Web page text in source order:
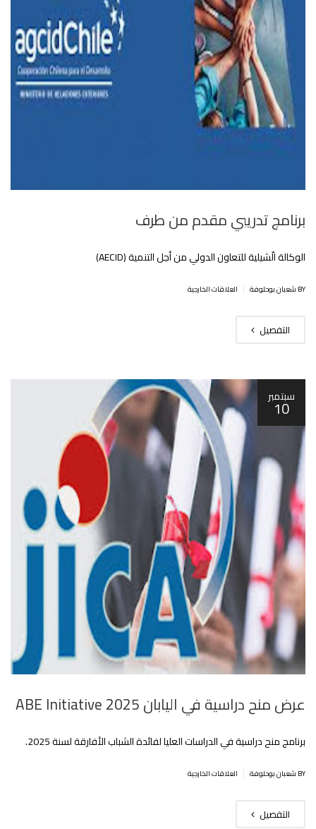
برنامج تدريبي مقدم من طرف
الوكالة الّشيلية للتعاون الدولي من أجل التنمية (AECID)
BY شعبان بوحلوفة العلاقات الخارجية
التفصيل
سبتمبر
10
عرض منح دراسية في اليابان 2025 ABE Initiative
برنامج منح دراسية في الدراسات العليا لفائدة الشباب الأفارقة لسنة 2025.
BY شعبان بوحلوفة العلاقات الخارجية
التفصيل